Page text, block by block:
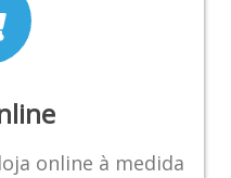
online à medida